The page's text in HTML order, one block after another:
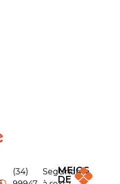
(34)
Segunda
MEIOS
DE